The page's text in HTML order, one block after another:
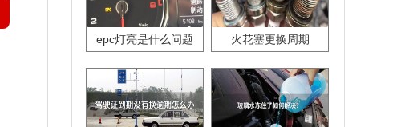
epc灯亮是什么问题 火花塞更换周期